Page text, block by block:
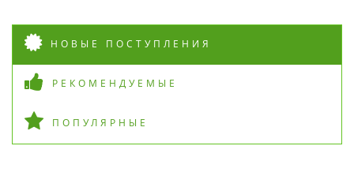
НОВЫЕ ПОСТУПЛЕНИЯ
РЕКОМЕНДУЕМЫЕ
ПОПУЛЯРНЫЕ